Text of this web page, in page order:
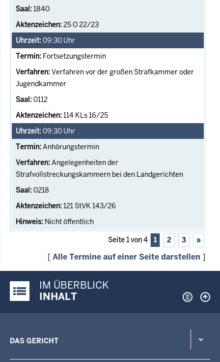
1840
25 O 22/23
09:30 Uhr
Fortsetzungstermin
Verfahren vor der großen Strafkammer oder
Jugendkammer
0112
114 KLs 16/25
09:30 Uhr
Anhörungstermin
Angelegenheiten der
Strafvollstreckungskammern bei den Landgerichten
0218
121 StVK 143/26
Nicht öffentlich
Seite 1 von 4 1 2 3 »
[Alle Termine auf einer Seite darstellen ]
Justiz-Portal im Überblick:
IM ÜBERBLICK
INHALT
DAS GERICHT